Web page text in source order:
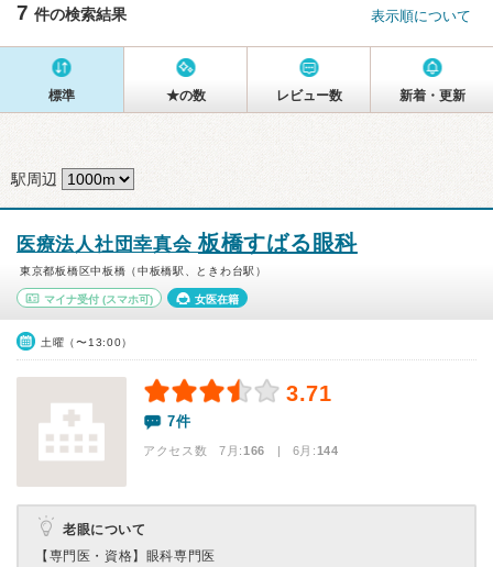
7 件の検索結果 表示順について
標準 ★の数 レビュー数 新着・更新
駅周辺
医療法人社団幸真会板橋すばる眼科
東京都板橋区中板橋（中板橋駅、ときわ台駅）
マイナ受付 (スマホ可) 女医在籍
土曜（〜13:00）
3.71
7件
アクセス数 7月:166 | 6月:144
老眼について
【専門医・資格】 眼科専門医